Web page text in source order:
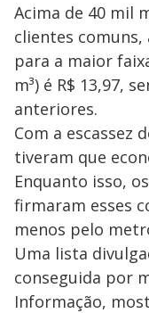
Acima de 40 mil
clientes
para a maior
m³) é R$ 13,97,
anteriores.
Com a escassez
tiveram que
Enquanto isso,
firmaram esses
menos pelo
Uma lista
conseguida por
Informação,